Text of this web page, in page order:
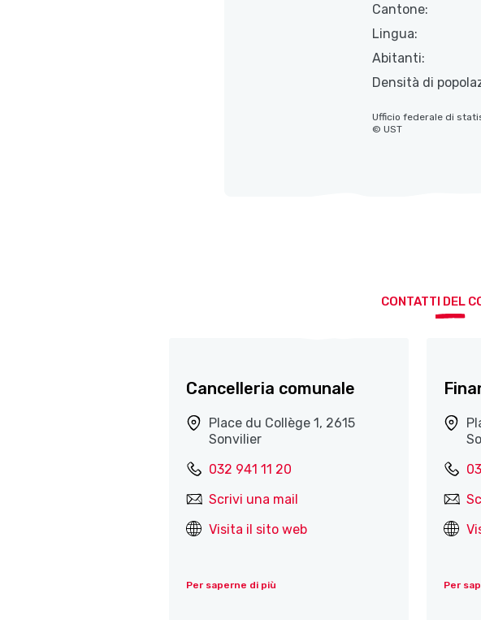
Cantone:
Lingua:
Abitanti:
Densità di
Ufficio federale di
© UST
CONTATTI DEL
Cancelleria comunale
Place du Collège 1, 2615
Sonvilier
032 941 11 20
Scrivi una mail
Visita il sito web
Per saperne di più Per